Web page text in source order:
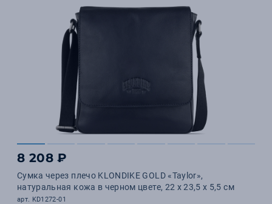
8 208 ₽
Сумка через плечо KLONDIKE GOLD «Taylor»,
натуральная кожа в черном цвете, 22 х 23,5 х 5,5 см
арт. KD1272-01